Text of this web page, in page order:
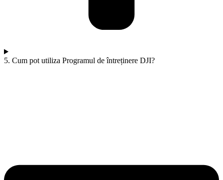
5. Cum pot utiliza Programul de întreținere DJI?